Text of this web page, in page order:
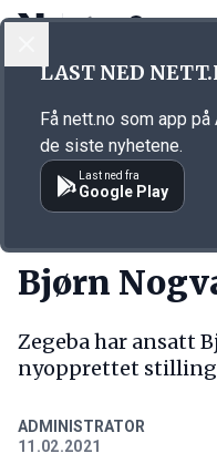
Annonsørinnhold
Bjørn
Zegeba har ansatt
nyopprettet stilling
ADMINISTRATOR
11.02.2021
LAST NED
Få nett.no som app
de siste nyhetene.
Last ned fra
Google Play